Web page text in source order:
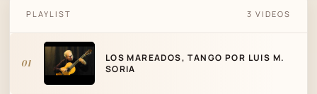
PLAYLIST 3 VIDEOS
01
LOS MAREADOS, TANGO POR LUIS M.
SORIA